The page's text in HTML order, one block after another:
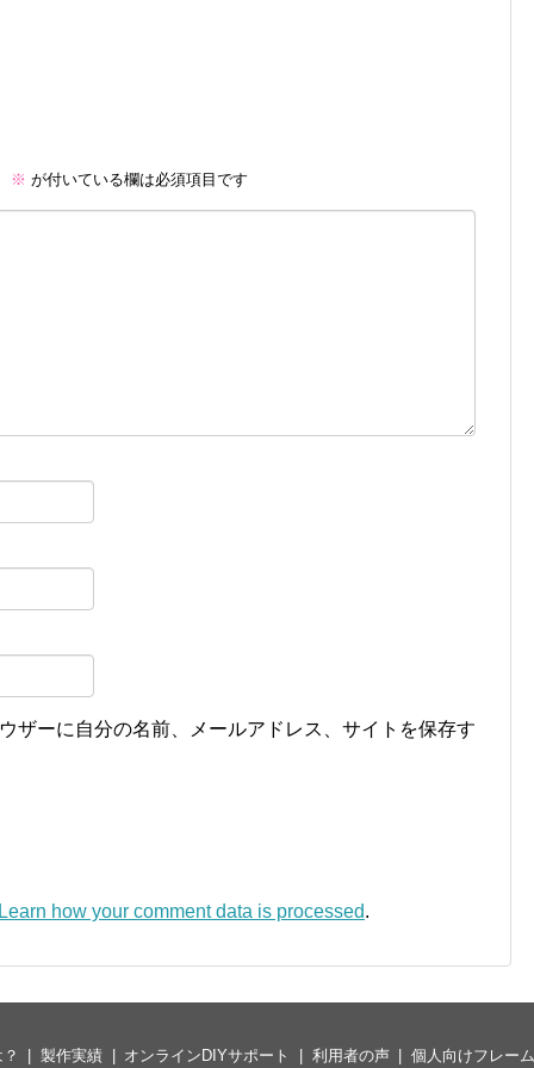
※ が付いている欄は必須項目です
ザーに自分の名前、メールアドレス、サイトを保存す
Learn how your comment data is processed.
製作実績 オンラインDIYサポート 利用者の声 個人向けフレー